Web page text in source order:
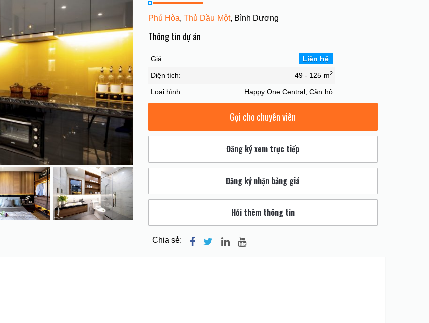
Phú Hòa, Thủ Dầu Một, Bình Dương
Thông tin dự án
Giá: Liên hệ
Diện tích: 49 - 125 m2
Loại hình: Happy One Central, Căn hộ
Gọi cho chuyên viên
Đăng ký xem trực tiếp
Đăng ký nhận bảng giá
Hỏi thêm thông tin
Chia sẻ: